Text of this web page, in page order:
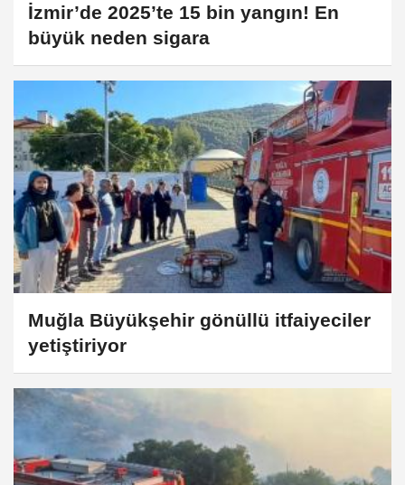
İzmir’de 2025’te 15 bin yangın! En
büyük neden sigara
Muğla Büyükşehir gönüllü itfaiyeciler
yetiştiriyor